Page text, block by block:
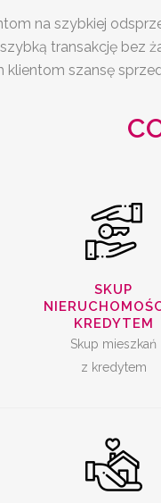
na szybkiej
transakcję bez
szansę
SKUP
KREDYTEM
Skup mieszkań
z kredytem
SKUP
SPRZEDAŻ